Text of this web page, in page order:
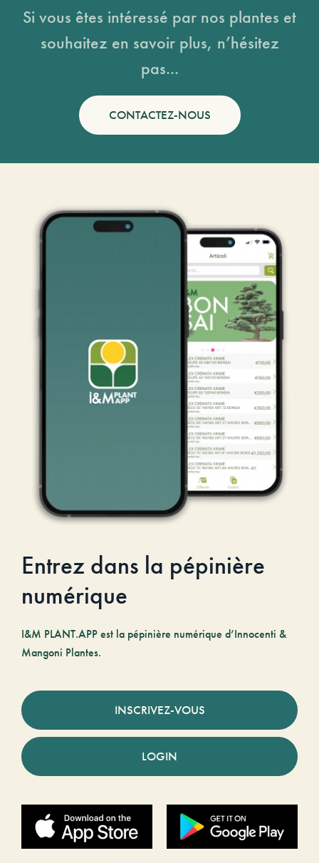
Si vous êtes intéressé par nos plantes et
souhaitez en savoir plus, n’hésitez
pas...
CONTACTEZ-NOUS
Entrez dans la pépinière
numérique
I&M PLANT.APP est la pépinière numérique d’Innocenti &
Mangoni Plantes.
INSCRIVEZ-VOUS
LOGIN